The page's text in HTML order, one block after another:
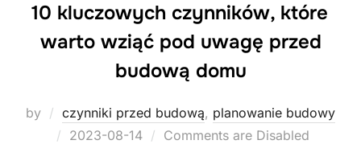
10 kluczowych czynników, które
warto wziąć pod uwagę przed
budową domu
by czynniki przed budową, planowanie budowy
Posted
2023-08-14 Comments are Disabled